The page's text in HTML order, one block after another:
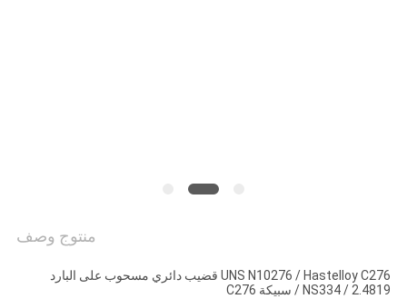
منتوج وصف
UNS N10276 / Hastelloy C276 قضيب دائري مسحوب على البارد
NS334 / 2.4819 / سبيكة C276